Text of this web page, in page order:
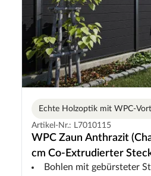
Echte Holzoptik mit WPC-
Artikel-Nr.: L7010115
WPC Zaun Anthrazit
cm Co-Extrudierter
Bohlen mit gebürsteter